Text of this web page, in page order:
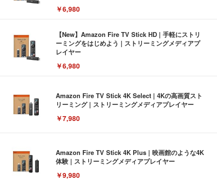
￥6,980
【New】Amazon Fire TV Stick HD | 手軽にストリ
ーミングをはじめよう | ストリーミングメディアプ
レイヤー
￥6,980
Amazon Fire TV Stick 4K Select | 4Kの高画質スト
リーミング | ストリーミングメディアプレイヤー
￥7,980
Amazon Fire TV Stick 4K Plus | 映画館のような4K
体験 | ストリーミングメディアプレイヤー
￥9,980